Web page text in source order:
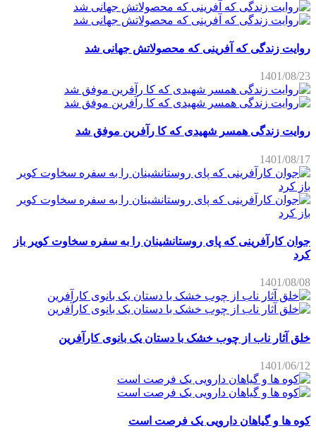
روایت زندگی که آفرینی که محصولاتش جهانی شد
1401/08/23
روایت زندگی همسر شهیدی که کا رآفرین موفق شد
1401/08/17
جوان کارآفرینی که پای روستانشینان را به سفره سخاوت کویر باز
کرد
1401/08/08
خلق آثار ناب از چوب خشک با دستان یک بانوی کارآفرین
1401/06/12
کوه ها و گیاهان دارویی یک فرصت است